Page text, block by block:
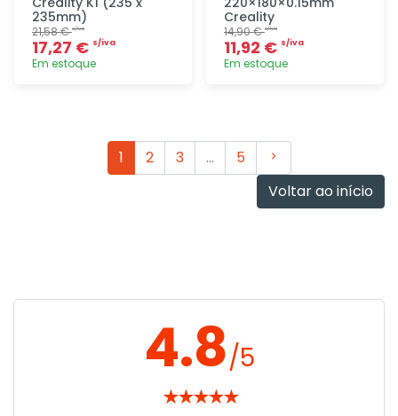
235mm)
21,58 €s/iva
17,27 € s/iva
Em estoque
Creality
14,90 €s/iva
11,92 € s/iva
Em estoque
1 2 3 … 5
Seguinte
Voltar ao início
4.8/5
★★★★★